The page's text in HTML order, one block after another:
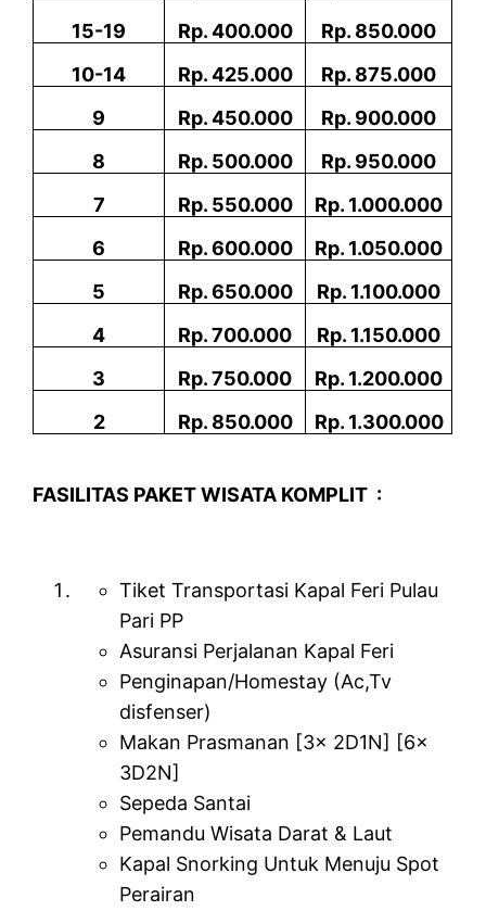
15-19
Rp. 400.000
Rp. 850.000
10-14
Rp. 425.000
Rp. 875.000
9
Rp. 450.000
Rp. 900.000
8
Rp. 500.000
Rp. 950.000
7
Rp. 550.000
Rp. 1.000.000
6
Rp. 600.000
Rp. 1.050.000
5
Rp. 650.000
Rp. 1.100.000
4
Rp. 700.000
Rp. 1.150.000
3
Rp. 750.000
Rp. 1.200.000
2
Rp. 850.000 Rp. 1.300.000
FASILITAS PAKET WISATA KOMPLIT :
Tiket Transportasi Kapal Feri Pulau
Pari PP
Asuransi Perjalanan Kapal Feri
Penginapan/Homestay (Ac,Tv
disfenser)
Makan Prasmanan [3x 2D1N] [6x
3D2N]
Sepeda Santai
Pemandu Wisata Darat & Laut
Kapal Snorking Untuk Menuju Spot
Perairan